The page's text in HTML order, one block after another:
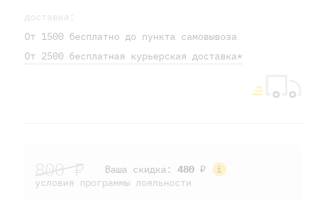
доставка:
От 1500 бесплатно до пункта самовывоза
От 2500 бесплатная курьерская доставка*
800 ₽ Ваша скидка: 480 ₽
условия программы лояльности